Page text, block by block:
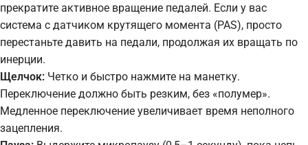
прекратите активное вращение педалей. Если у вас
система с датчиком крутящего момента (PAS), просто
перестаньте давить на педали, продолжая их вращать по
инерции.
Щелчок: Четко и быстро нажмите на манетку.
Переключение должно быть резким, без «полумер».
Медленное переключение увеличивает время неполного
зацепления.